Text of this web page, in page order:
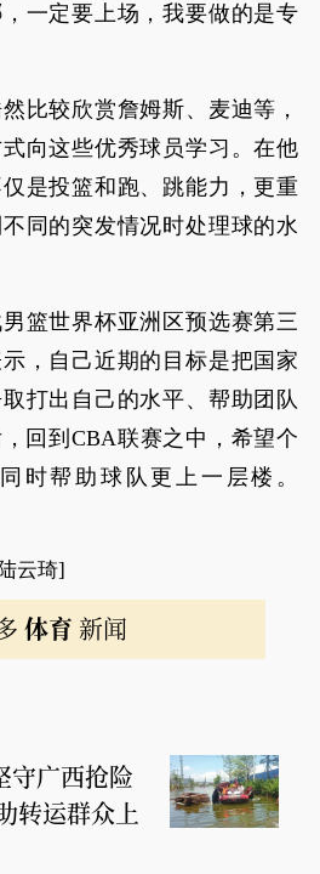
一定要上场，我要做的是专
比较欣赏詹姆斯、麦迪等，
向这些优秀球员学习。在他
是投篮和跑、跳能力，更重
同的突发情况时处理球的水
篮世界杯亚洲区预选赛第三
，自己近期的目标是把国家
打出自己的水平、帮助团队
回到CBA联赛之中，希望个
时帮助球队更上一层楼。
云琦]
体育 新闻
守广西抢险
转运群众上